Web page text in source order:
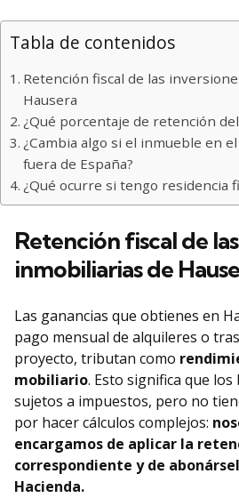
Tabla de contenidos
Retención fiscal de las
Hausera
¿Qué porcentaje de retención del
¿Cambia algo si el inmueble en
fuera de España?
¿Qué ocurre si tengo residencia
Retención fiscal de
inmobiliarias de
Las ganancias que obtienes en
pago mensual de alquileres o
proyecto, tributan como
mobiliario. Esto significa que
sujetos a impuestos, pero no
por hacer cálculos complejos:
encargamos de aplicar la
correspondiente y de
Hacienda.